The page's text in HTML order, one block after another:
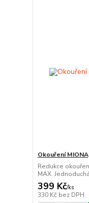
Okouření
Redukce
MAX.
399 Kč/ks
330 Kč bez DPH